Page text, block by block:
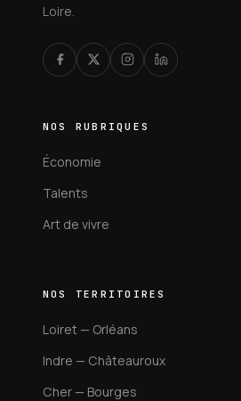
Loire.
NOS RUBRIQUES
Économie
Talents
Art de vivre
NOS TERRITOIRES
Loiret — Orléans
Indre — Châteauroux
Cher — Bourges